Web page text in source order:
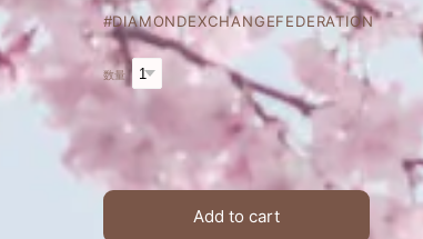
#DIAMONDEXCHANGEFEDERATION
数量
Add to cart